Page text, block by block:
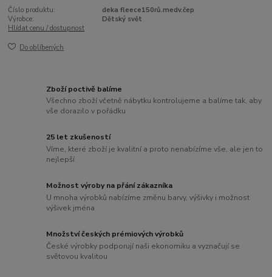
Číslo produktu:
deka fleece150rů.medv.čep
Výrobce:
Dětský svět
Hlídat cenu / dostupnost
Do oblíbených
Zboží poctivě balíme
Všechno zboží včetně nábytku kontrolujeme a balíme tak, aby
vše dorazilo v pořádku
25 let zkušeností
Víme, které zboží je kvalitní a proto nenabízíme vše, ale jen to
nejlepší
Možnost výroby na přání zákazníka
U mnoha výrobků nabízíme změnu barvy, výšivky i možnost
výšivek jména
Množství českých prémiových výrobků
České výrobky podporují naši ekonomiku a vyznačují se
světovou kvalitou